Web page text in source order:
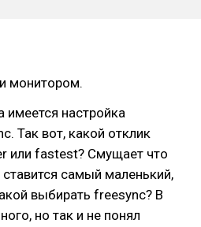
монитором.
имеется настройка
Так вот, какой отклик
или fastest? Смущает что
самый маленький,
выбирать freesync? В
но так и не понял